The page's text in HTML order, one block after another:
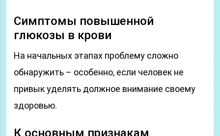
Симптомы повышенной
глюкозы в крови
На начальных этапах проблему сложно
обнаружить – особенно, если человек не
привык уделять должное внимание своему
здоровью.
К основным признакам